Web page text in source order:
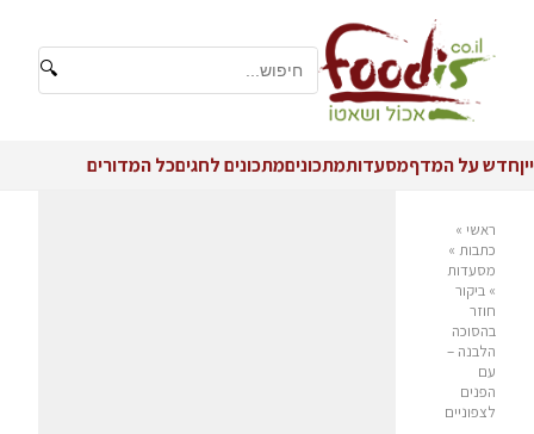
🔍
ייןחדש על המדףמסעדותמתכוניםמתכונים לחגיםכל המדורים
ראשי »
כתבות »
מסעדות
» ביקור
חוזר
בהסוכה
הלבנה –
עם
הפנים
לצפוניים